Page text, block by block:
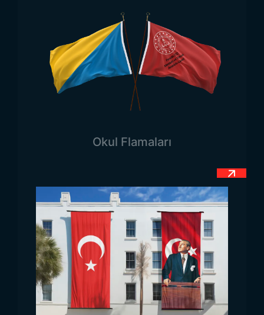
Külah Makam bayrakları
bayrağından farklı olarak kendine has bir form ile
tasarlanır. Bu bayraklar genellikle ipek veya saten
kumaşlardan üretilir. Şekil olarak konik bir yapıya
sahiptir. Trend Bayrak olarak bu noktada geniş bir
yelpaze sunar.
Standart külah makam bayrağı
yaygın tercih edilen modeldir. Kurumsal ofislerde
ama etkili bir tasarıma sahiptir.
kumaşlar ve detaylı işçilikle üretilir. Lüks ofislerde,
devlet kurumlarında veya büyük organizasyonlarda
tercih edilir.Gold direkli külah makam bayrağı
kurum logosu, renkleri veya isimleri ile
özelleştirilebilir. Şirketlerin imajını en iyi şekilde
yansıtmak için özel olarak tasarlanır.Kurumsal
temalı külah makam bayrağıbelirli bir temaya
veya etkinliğe özel olarak tasarlanabilir. Bu
bayraklar kurumsal etkinliklerde veya toplantılarda
Okul Flamaları